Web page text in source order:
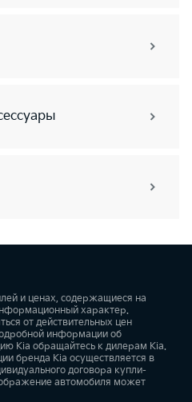
и ценах, содержащиеся на
характер.
от действительных цен
информации об
Kia обращайтесь к дилерам Kia.
бренда Kia осуществляется в
договора купли-
автомобиля может